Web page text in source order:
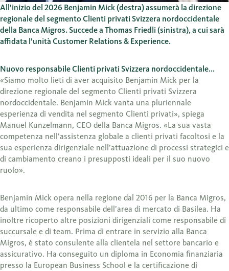
All’inizio del 2026 Benjamin Mick (destra) assumerà la direzione
regionale del segmento Clienti privati Svizzera nordoccidentale
della Banca Migros. Succede a Thomas Friedli (sinistra), a cui sarà
affidata l’unità Customer Relations & Experience.
Nuovo responsabile Clienti privati Svizzera nordoccidentale...
«Siamo molto lieti di aver acquisito Benjamin Mick per la
direzione regionale del segmento Clienti privati Svizzera
nordoccidentale. Benjamin Mick vanta una pluriennale
esperienza di vendita nel segmento Clienti privati», spiega
Manuel Kunzelmann, CEO della Banca Migros. «La sua vasta
competenza nell’assistenza globale a clienti privati facoltosi e la
sua esperienza dirigenziale nell’attuazione di processi strategici e
di cambiamento creano i presupposti ideali per il suo nuovo
ruolo».
Benjamin Mick opera nella regione dal 2016 per la Banca Migros,
da ultimo come responsabile dell’area di mercato di Basilea. Ha
inoltre ricoperto altre posizioni dirigenziali come responsabile di
succursale e di team. Prima di entrare in servizio alla Banca
Migros, è stato consulente alla clientela nel settore bancario e
assicurativo. Ha conseguito un diploma in Economia finanziaria
presso la European Business School e la certificazione di